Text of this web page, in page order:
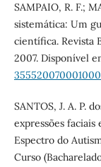
SAMPAIO, R. F.;
sistemática: Um
científica. Revista
2007. Disponível
SANTOS, J. A. P.
expressões faciais
Espectro do
Curso